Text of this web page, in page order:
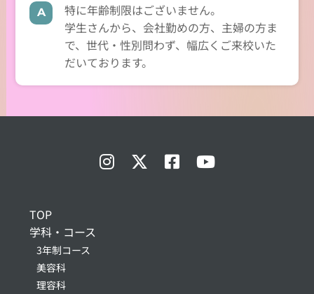
特に年齢制限はございません。
学生さんから、会社勤めの方、主婦の方ま
で、世代・性別問わず、幅広くご来校いた
だいております。
TOP
学科・コース
3年制コース
美容科
理容科